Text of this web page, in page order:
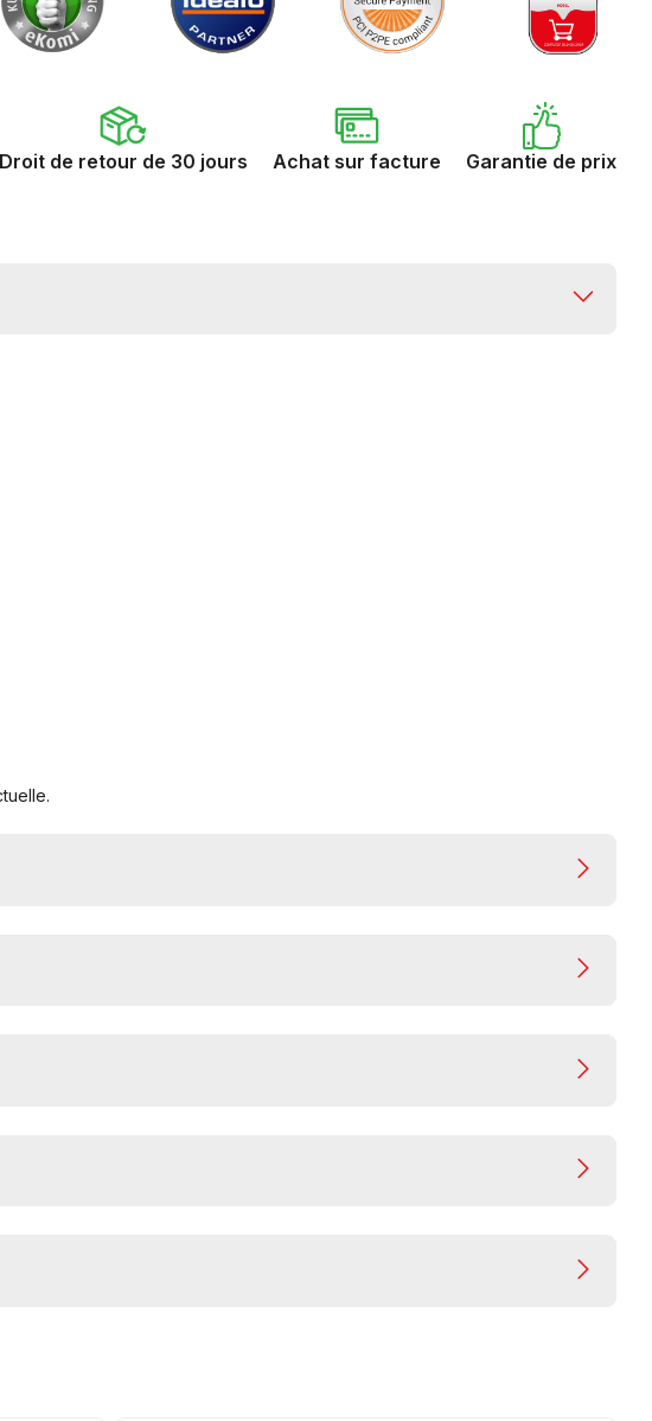
Droit de retour de 30 jours Achat sur facture Garantie de prix